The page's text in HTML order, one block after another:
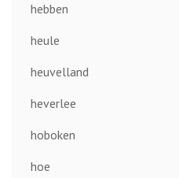
hebben
heule
heuvelland
heverlee
hoboken
hoe